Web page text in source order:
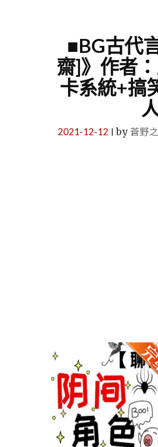
■BG古代
齋]》作者
卡系統+搞
2021-12-12 by 蒼野